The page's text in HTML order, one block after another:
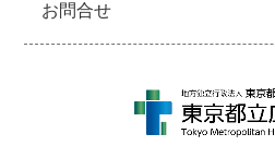
お問合せ